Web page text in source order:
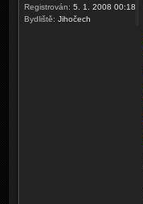
Registrován: 5. 1. 2008 00:18
Bydliště: Jihočech